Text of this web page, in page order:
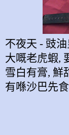
不夜天 - 豉
大嘅老虎蝦,
雪白有膏, 鮮
有喺沙巴先